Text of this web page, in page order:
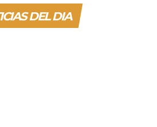
DEL DIA